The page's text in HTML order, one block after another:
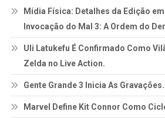
Mídia Física: Detalhes da Edição
Invocação do Mal 3: A Ordem do
Uli Latukefu É Confirmado Como
Zelda no Live Action.
Gente Grande 3 Inicia As Gravações.
Marvel Define Kit Connor Como